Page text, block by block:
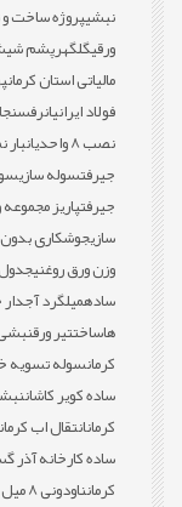
نبشیپروژه ساخت
ورقیگلگهرپشم
مالیاتی استان کرمان
فولاد ایرانیان
نصب 8 واحدی
جیرفتسوله سازی
جیرفتپاریز
سازیجوشکاری بدون
وزن ورق روغنی
سادهمیلگرد
هاساختتیر ورقنبشی
کرمانسوله تسویه
ساده کویر کاشان
کرمانانتقال اب کرمان
ساده کارخانه آذر
کرمانناودونی 8 میل کارخانه ناب تبریز